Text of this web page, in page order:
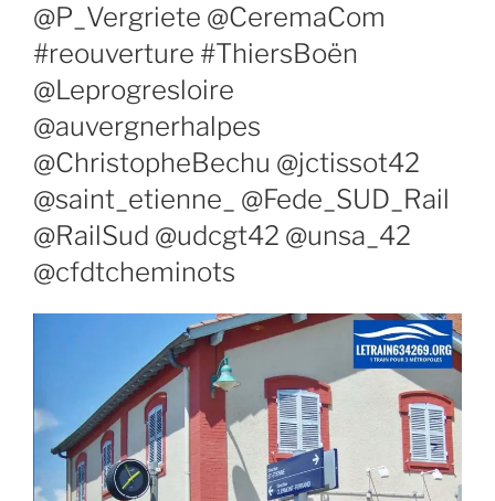
@P_Vergriete @CeremaCom
#reouverture #ThiersBoën
@Leprogresloire
@auvergnerhalpes
@ChristopheBechu @jctissot42
@saint_etienne_ @Fede_SUD_Rail
@RailSud @udcgt42 @unsa_42
@cfdtcheminots